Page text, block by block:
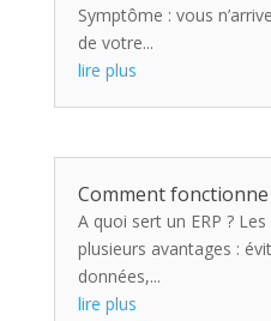
Symptôme : vous
de votre...
lire plus
Comment fonctionne
A quoi sert un ERP ?
plusieurs avantages :
données,...
lire plus